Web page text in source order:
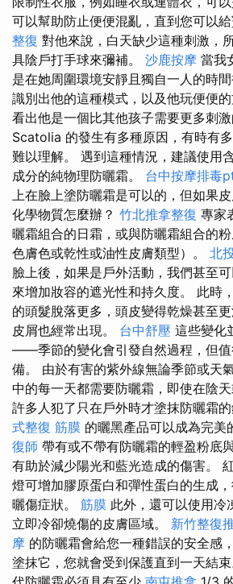
可以幫助防止便便混亂，直到您可以給
整復 對他來說，白天缺少這種刺激，
具陰戶打手球來彌補。 沙鹿按摩 當我
是在她周圍環境安靜且獨自一人的時間
識別出他的這種模式，以及他玩便便
看出他是一個比其他孩子需要更多刺激
Scatolia 的發生有多種原因，有時有
難以理解。 遇到這種情況，建議使用
成分的純物理防曬霜。 台中按摩排毒
上在臉上塗防曬霜是可以的，但如果
化學物質怎麼辦？ 竹北推拿整復 專家
曬霜組合的日霜，或與防曬霜組合的
色膚色或乾性或油性皮膚類型）。 北
臉上後，如果是戶外活動，我們甚至
來增加妝容的遮光性和持久度。 此時
的頭髮脫落更多，頭皮變得乾燥甚至
皮屑也經常出現。 台中舒壓 這些變化
——季節的變化會引發自然過程，但值
備。 由於有害的紫外線無論季節或天
中的每一天都需要防曬霜，即使在陰天
許多人犯了只在戶外時才塗抹防曬霜
式整復 筋膜 的曬黑產品可以成為完美
復師 帶有或不帶有防曬霜的輕盈粉底
有助於減少陽光和藍光造成的傷害。
燈可增加膠原蛋白和彈性蛋白的生成
曬傷症狀。 筋膜 此外，還可以使用冷
立即冷卻燒傷的皮膚區域。 新竹整復
摩 的防曬霜會給您一種錯誤的安全感
塗抹它，您就會受到保護直到一天結